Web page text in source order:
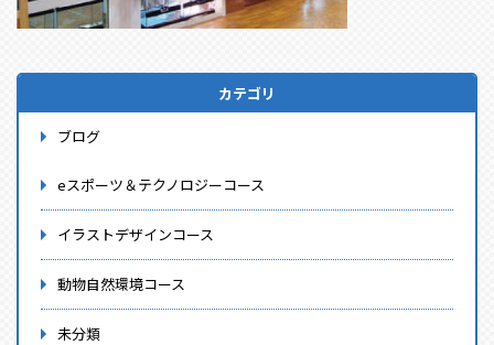
カテゴリ
ブログ
eスポーツ＆テクノロジーコース
イラストデザインコース
動物自然環境コース
未分類